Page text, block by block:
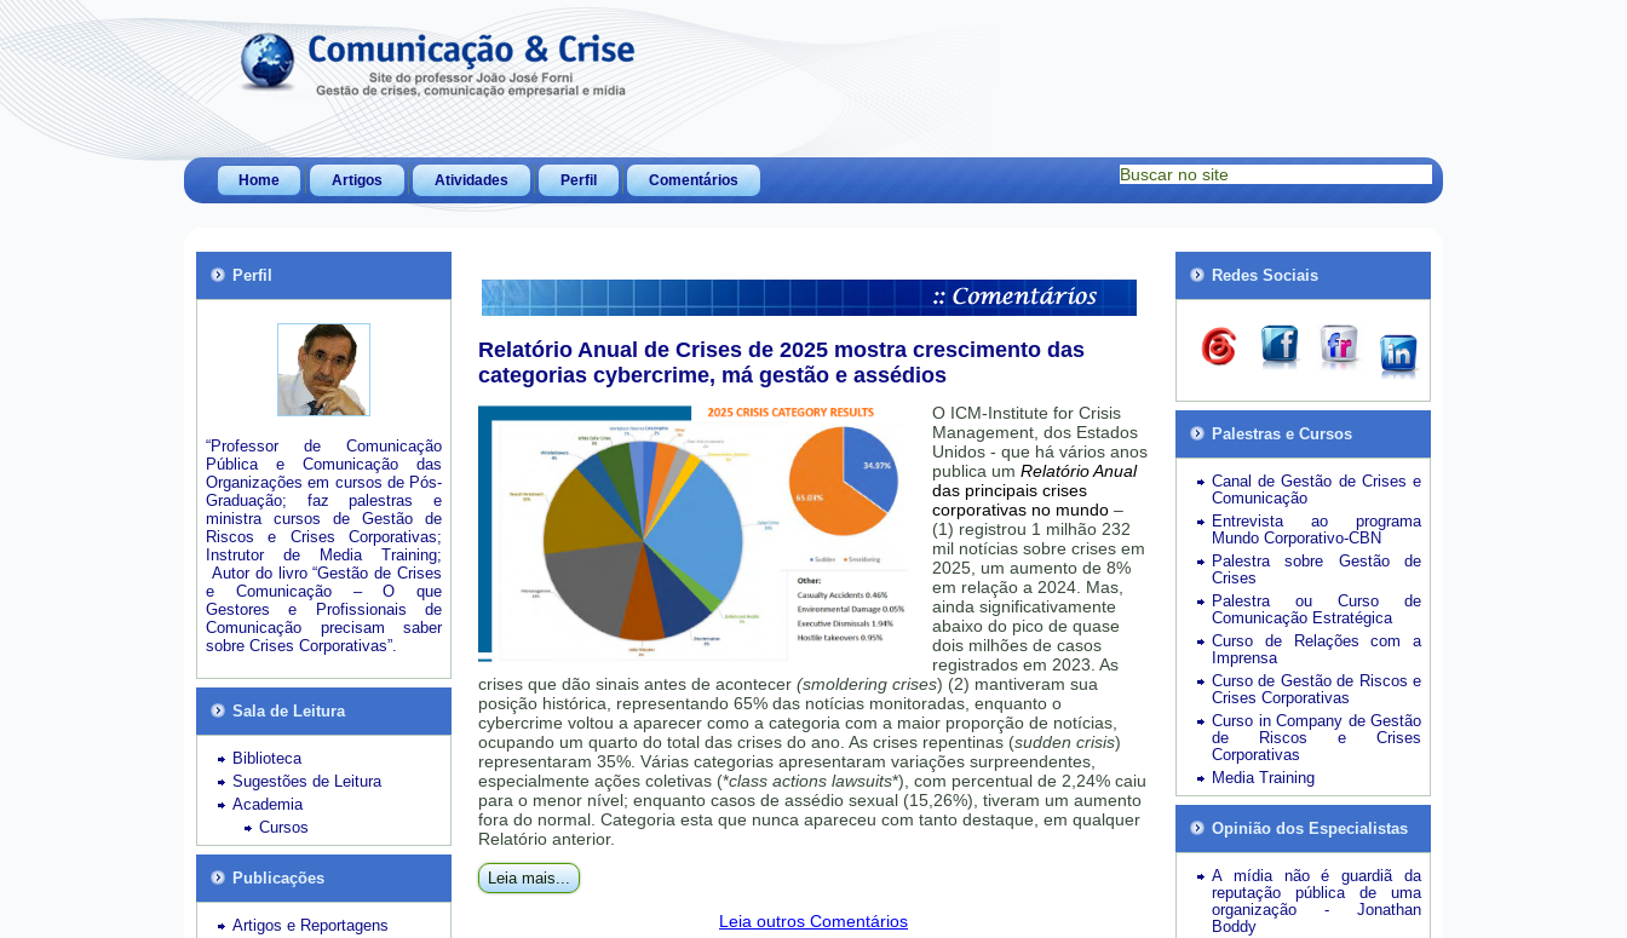
Home Artigos Atividades Perfil Comentários
Perfil
“Professor de Comunicação
Pública e Comunicação das
Organizações em cursos de Pós-
Graduação; faz palestras e
ministra cursos de Gestão de
Riscos e Crises Corporativas;
Instrutor de Media Training;
Autor do livro “Gestão de Crises
e Comunicação – O que
Gestores e Profissionais de
Comunicação precisam saber
sobre Crises Corporativas”.
Sala de Leitura
Biblioteca
Sugestões de Leitura
Academia
Cursos
Publicações
Artigos e Reportagens
Relatório Anual de Crises de 2025 mostra crescimento das
categorias cybercrime, má gestão e assédios
O ICM-Institute for Crisis
Management, dos Estados
Unidos - que há vários anos
publica um Relatório Anual
das principais crises
corporativas no mundo –
(1) registrou 1 milhão 232
mil notícias sobre crises em
2025, um aumento de 8%
em relação a 2024. Mas,
ainda significativamente
abaixo do pico de quase
dois milhões de casos
registrados em 2023. As
crises que dão sinais antes de acontecer (smoldering crises) (2) mantiveram sua
posição histórica, representando 65% das notícias monitoradas, enquanto o
cybercrime voltou a aparecer como a categoria com a maior proporção de notícias,
ocupando um quarto do total das crises do ano. As crises repentinas (sudden crisis)
representaram 35%. Várias categorias apresentaram variações surpreendentes,
especialmente ações coletivas (*class actions lawsuits*), com percentual de 2,24% caiu
para o menor nível; enquanto casos de assédio sexual (15,26%), tiveram um aumento
fora do normal. Categoria esta que nunca apareceu com tanto destaque, em qualquer
Relatório anterior.
Leia mais...
Leia outros Comentários
Redes Sociais
Palestras e Cursos
Canal de Gestão de Crises e
Comunicação
Entrevista ao programa
Mundo Corporativo-CBN
Palestra sobre Gestão de
Crises
Palestra ou Curso de
Comunicação Estratégica
Curso de Relações com a
Imprensa
Curso de Gestão de Riscos e
Crises Corporativas
Curso in Company de Gestão
de Riscos e Crises
Corporativas
Media Training
Opinião dos Especialistas
A mídia não é guardiã da
reputação pública de uma
organização - Jonathan
Boddy